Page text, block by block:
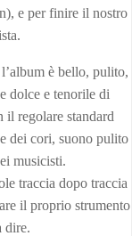
e per finire il nostro
è bello, pulito,
dolce e tenorile di
regolare standard
dei cori, suono pulito
musicisti.
traccia dopo traccia
il proprio strumento
dire.